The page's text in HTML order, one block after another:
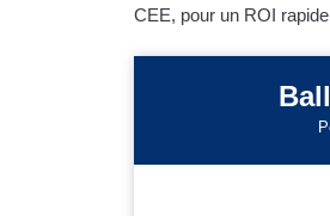
CEE, pour un ROI